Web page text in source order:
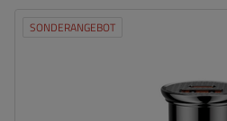
SONDERANGEBOT